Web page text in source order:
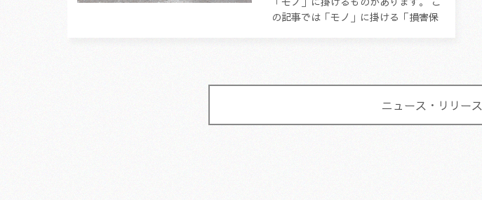
の記事では「モノ」に掛ける「損害保
ニュース・リリース